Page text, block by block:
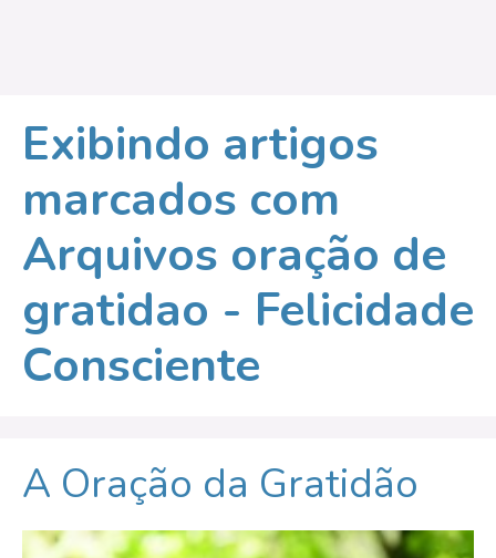
Exibindo artigos
marcados com
Arquivos oração de
gratidao - Felicidade
Consciente
A Oração da Gratidão